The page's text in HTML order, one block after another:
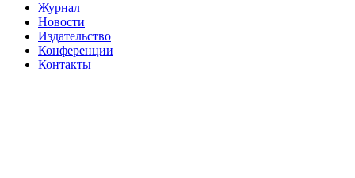
Журнал
Новости
Издательство
Конференции
Контакты